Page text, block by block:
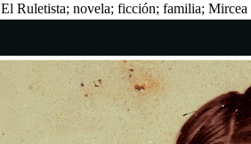
El Ruletista; novela; ficción; familia; Mircea